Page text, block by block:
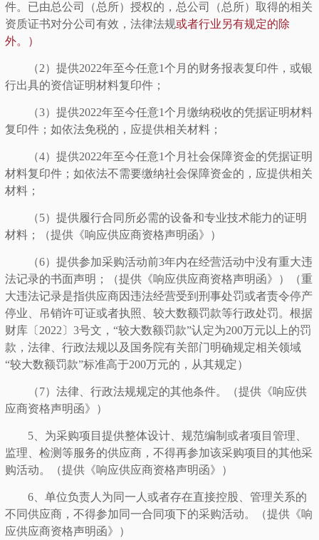
件。已由总公司（总所）授权的，总公司（总所）取得的相关
资质证书对分公司有效，法律法规或者行业另有规定的除
外。）
（2）提供2022年至今任意1个月的财务报表复印件，或银
行出具的资信证明材料复印件；
（3）提供2022年至今任意1个月缴纳税收的凭据证明材料
复印件；如依法免税的，应提供相关材料；
（4）提供2022年至今任意1个月社会保障资金的凭据证明
材料复印件；如依法不需要缴纳社会保障资金的，应提供相关
材料；
（5）提供履行合同所必需的设备和专业技术能力的证明
材料；（提供《响应供应商资格声明函》）
（6）提供参加采购活动前3年内在经营活动中没有重大违
法记录的书面声明；（提供《响应供应商资格声明函》）（重
大违法记录是指供应商因违法经营受到刑事处罚或者责令停产
停业、吊销许可证或者执照、较大数额罚款等行政处罚。根据
财库〔2022〕3号文，“较大数额罚款”认定为200万元以上的罚
款，法律、行政法规以及国务院有关部门明确规定相关领域
“较大数额罚款”标准高于200万元的，从其规定）
（7）法律、行政法规规定的其他条件。（提供《响应供
应商资格声明函》）
5、为采购项目提供整体设计、规范编制或者项目管理、
监理、检测等服务的供应商，不得再参加该采购项目的其他采
购活动。（提供《响应供应商资格声明函》）
6、单位负责人为同一人或者存在直接控股、管理关系的
不同供应商，不得参加同一合同项下的采购活动。（提供《响
应供应商资格声明函》）